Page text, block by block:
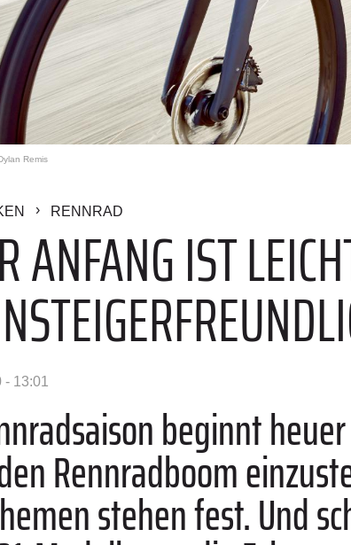
Remis
RENNRAD
ANFANG IST
13:01
beginnt
Rennradboom
stehen fest. Und